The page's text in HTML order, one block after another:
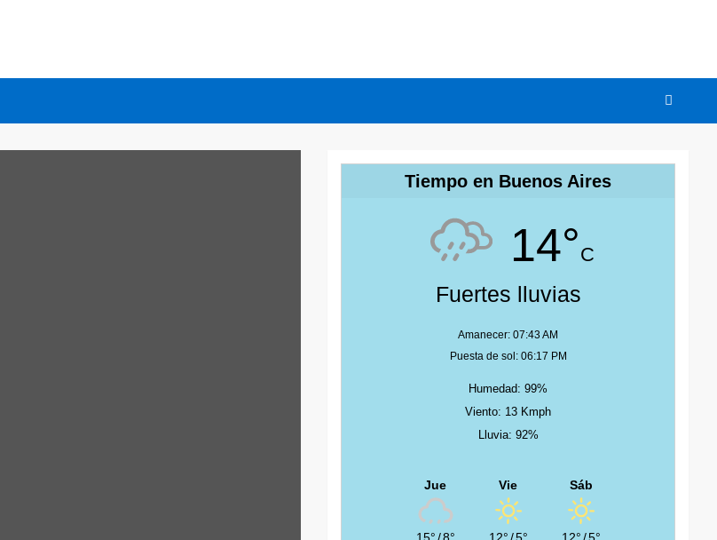
Tiempo en Buenos Aires
14°C
Fuertes lluvias
Amanecer: 07:43 AM
Puesta de sol: 06:17 PM
Humedad: 99%
Viento: 13 Kmph
Lluvia: 92%
Jue Vie Sáb